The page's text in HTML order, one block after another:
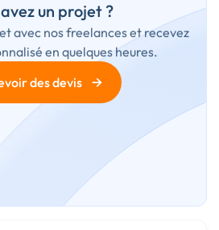
un projet ?
avec nos freelances et recevez
en quelques heures.
des devis
→